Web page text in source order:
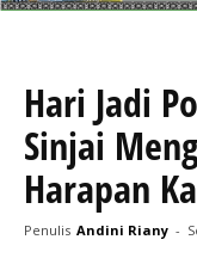
Hari Jadi
Sinjai
Harapan
Penulis Andini Riany -